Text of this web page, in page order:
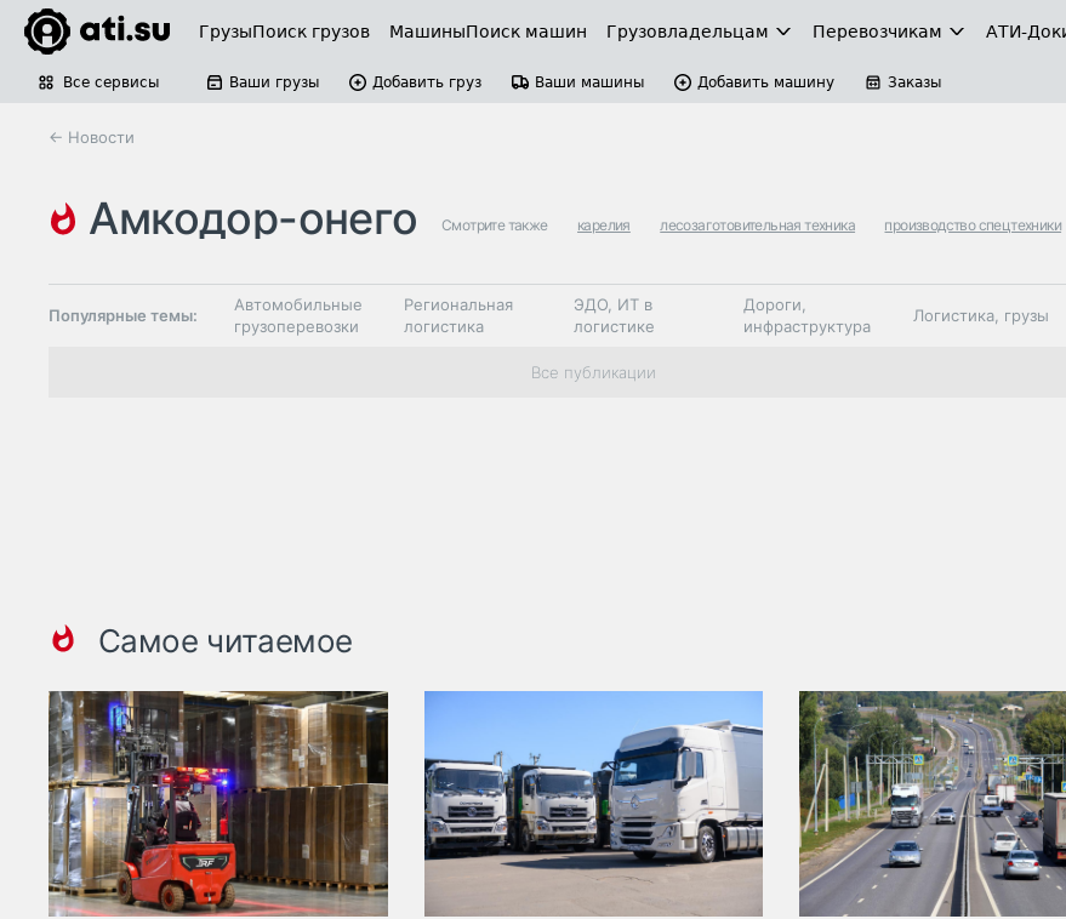
ГрузыПоиск грузов МашиныПоиск машин Грузовладельцам Перевозчикам АТИ-
Все сервисы Ваши грузы Добавить груз Ваши машины Добавить машину Заказы
← Новости
амкодор-онего Смотрите также карелия лесозаготовительная техника производство спецтехники
Популярные темы:
Автомобильные
грузоперевозки
Региональная
логистика
ЭДО, ИТ в
логистике
Дороги,
инфраструктура
Логистика, грузы
Коммерческий
транспорт
Все публикации
Самое читаемое